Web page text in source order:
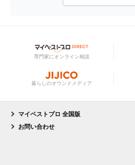
専門家にオンライン相談
暮らしのオウンドメディア
マイベストプロ 全国版
お問い合わせ